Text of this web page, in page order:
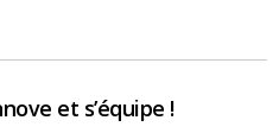
et s’équipe !